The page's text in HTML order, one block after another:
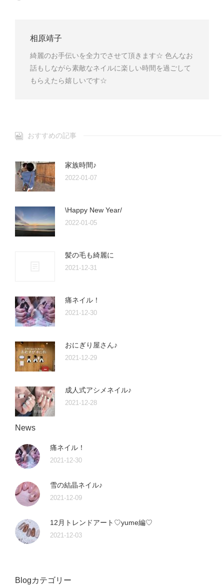
相原靖子
綺麗のお手伝いを全力でさせて頂きます☆ 色んなお
話もしながら素敵なネイルに楽しい時間を過ごして
もらえたら嬉しいです☆
おすすめの記事
家族時間♪
2022-01-07
\Happy New Year/
2022-01-05
髪の毛も綺麗に
2021-12-31
痛ネイル！
2021-12-30
おにぎり屋さん♪
2021-12-29
成人式アシメネイル♪
2021-12-28
News
痛ネイル！
2021-12-30
雪の結晶ネイル♪
2021-12-09
12月トレンドアート♡yume編♡
2021-12-03
Blogカテゴリー